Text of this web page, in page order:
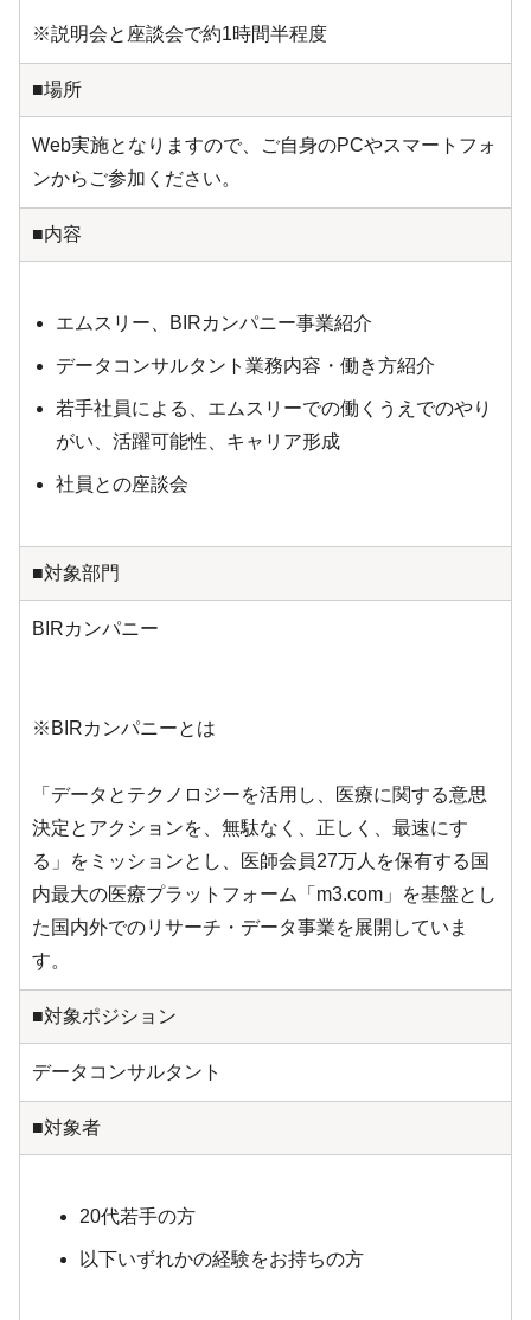
※説明会と座談会で約1時間半程度
■場所
Web実施となりますので、ご自身のPCやスマートフォ
ンからご参加ください。
■内容
エムスリー、BIRカンパニー事業紹介
データコンサルタント業務内容・働き方紹介
若手社員による、エムスリーでの働くうえでのやり
がい、活躍可能性、キャリア形成
社員との座談会
■対象部門
BIRカンパニー
※BIRカンパニーとは
「データとテクノロジーを活用し、医療に関する意思
決定とアクションを、無駄なく、正しく、最速にす
る」をミッションとし、医師会員27万人を保有する国
内最大の医療プラットフォーム「m3.com」を基盤とし
た国内外でのリサーチ・データ事業を展開していま
す。
■対象ポジション
データコンサルタント
■対象者
20代若手の方
以下いずれかの経験をお持ちの方